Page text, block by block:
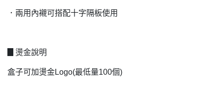
．兩用內襯可搭配十字隔板使用
▊燙金說明
盒子可加燙金Logo(最低量100個)